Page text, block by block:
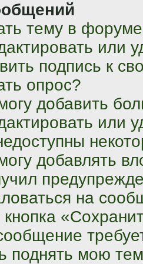
тему в
или
подпись к
опрос?
добавить
или
добавлять
на
кнопка
поднять мою